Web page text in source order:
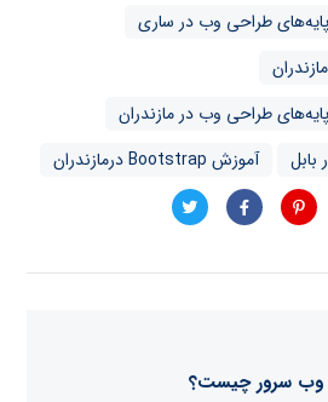
بابل
آموزش Bootstrap درمازندران
وب سرور چیست؟